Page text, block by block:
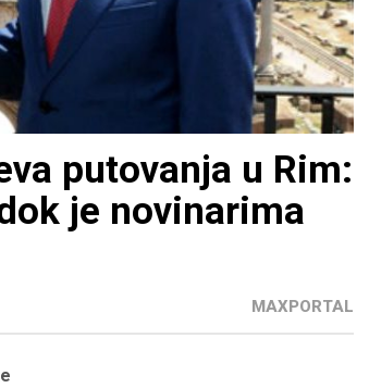
putovanja u Rim:
je novinarima
MAXPORTAL